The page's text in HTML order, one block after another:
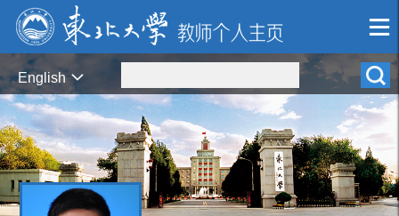
English